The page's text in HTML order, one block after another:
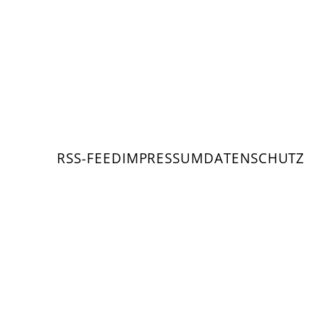
RSS-FEEDIMPRESSUMDATENSCHUTZ